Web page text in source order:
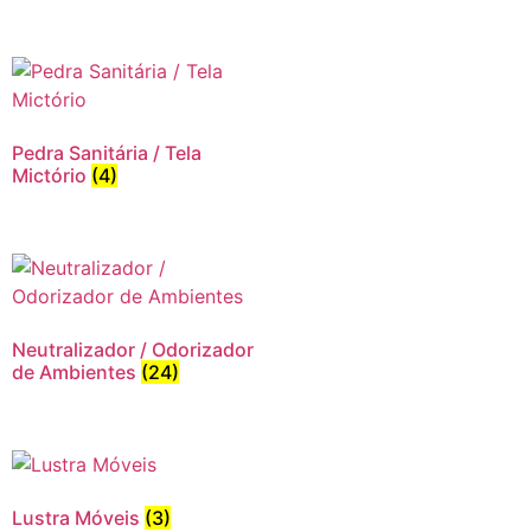
Pedra Sanitária / Tela
Mictório (4)
Neutralizador / Odorizador
de Ambientes (24)
Lustra Móveis (3)